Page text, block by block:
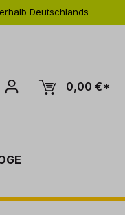
Deutschlands
0,00 €*